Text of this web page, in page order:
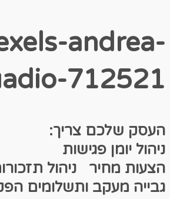
andrea-
712521
העסק שלכם צריך:
ניהול יומן פגישות
הצעות מחיר ניהול
גבייה מעקב ותשלומים